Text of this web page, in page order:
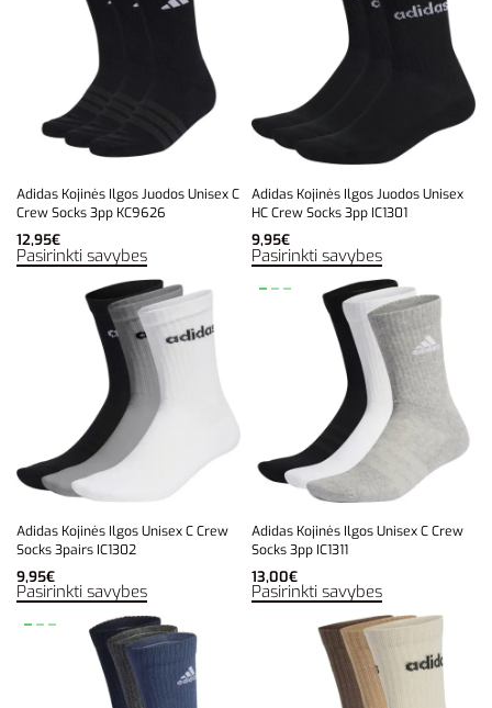
Adidas Kojinės Ilgos Juodos Unisex C
Crew Socks 3pp KC9626
12,95€
Pasirinkti savybes
Adidas Kojinės Ilgos Juodos Unisex
HC Crew Socks 3pp IC1301
9,95€
Pasirinkti savybes
Adidas Kojinės Ilgos Unisex C Crew
Socks 3pairs IC1302
9,95€
Pasirinkti savybes
Adidas Kojinės Ilgos Unisex C Crew
Socks 3pp IC1311
13,00€
Pasirinkti savybes